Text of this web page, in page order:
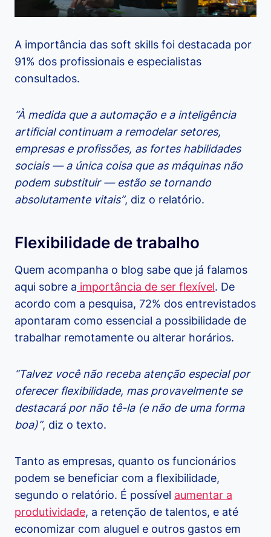
A importância das soft skills foi destacada por
91% dos profissionais e especialistas
consultados.
“À medida que a automação e a inteligência
artificial continuam a remodelar setores,
empresas e profissões, as fortes habilidades
sociais — a única coisa que as máquinas não
podem substituir — estão se tornando
absolutamente vitais”, diz o relatório.
Flexibilidade de trabalho
Quem acompanha o blog sabe que já falamos
aqui sobre a importância de ser flexível. De
acordo com a pesquisa, 72% dos entrevistados
apontaram como essencial a possibilidade de
trabalhar remotamente ou alterar horários.
“Talvez você não receba atenção especial por
oferecer flexibilidade, mas provavelmente se
destacará por não tê-la (e não de uma forma
boa)”, diz o texto.
Tanto as empresas, quanto os funcionários
podem se beneficiar com a flexibilidade,
segundo o relatório. É possível aumentar a
produtividade, a retenção de talentos, e até
economizar com aluguel e outros gastos em